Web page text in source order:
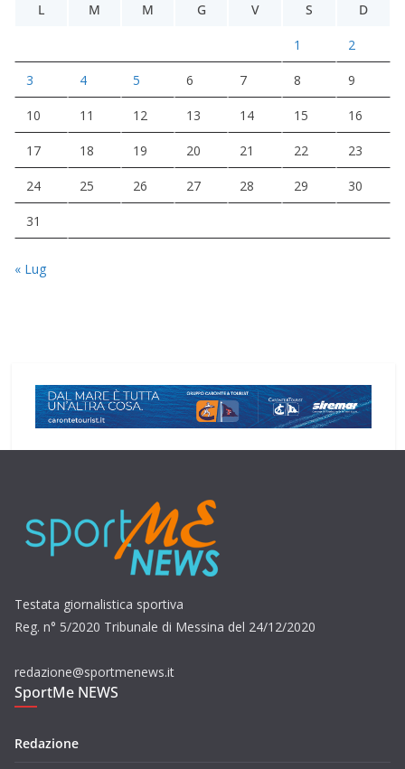
L
M M G V S D
1 2
3 4 5 6 7 8 9
10 11 12 13 14 15 16
17 18 19 20 21 22 23
24 25 26 27 28 29 30
31
« Lug
Testata giornalistica sportiva
Reg. n° 5/2020 Tribunale di Messina del 24/12/2020
redazione@sportmenews.it
SportMe NEWS
Redazione